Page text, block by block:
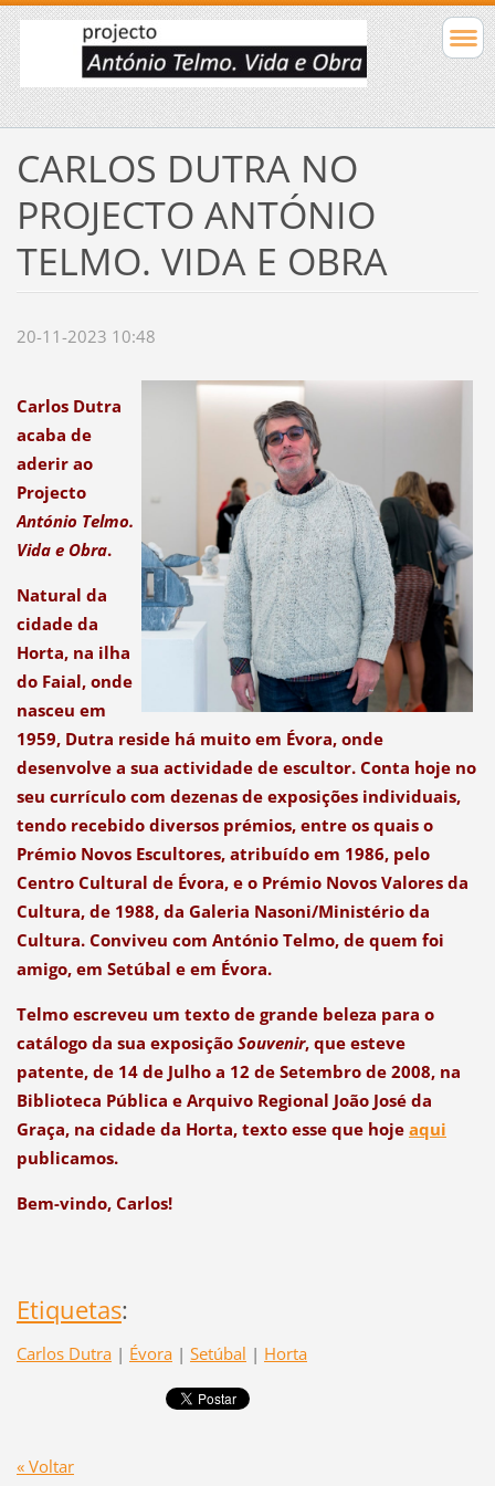
CARLOS DUTRA NO
PROJECTO ANTÓNIO
TELMO. VIDA E OBRA
20-11-2023 10:48
Carlos Dutra
acaba de
aderir ao
Projecto
António Telmo.
Vida e Obra.
Natural da
cidade da
Horta, na ilha
do Faial, onde
nasceu em
1959, Dutra reside há muito em Évora, onde
desenvolve a sua actividade de escultor. Conta hoje no
seu currículo com dezenas de exposições individuais,
tendo recebido diversos prémios, entre os quais o
Prémio Novos Escultores, atribuído em 1986, pelo
Centro Cultural de Évora, e o Prémio Novos Valores da
Cultura, de 1988, da Galeria Nasoni/Ministério da
Cultura. Conviveu com António Telmo, de quem foi
amigo, em Setúbal e em Évora.
Telmo escreveu um texto de grande beleza para o
catálogo da sua exposição Souvenir, que esteve
patente, de 14 de Julho a 12 de Setembro de 2008, na
Biblioteca Pública e Arquivo Regional João José da
Graça, na cidade da Horta, texto esse que hoje aqui
publicamos.
Bem-vindo, Carlos!
Etiquetas:
Carlos Dutra | Évora | Setúbal | Horta
« Voltar